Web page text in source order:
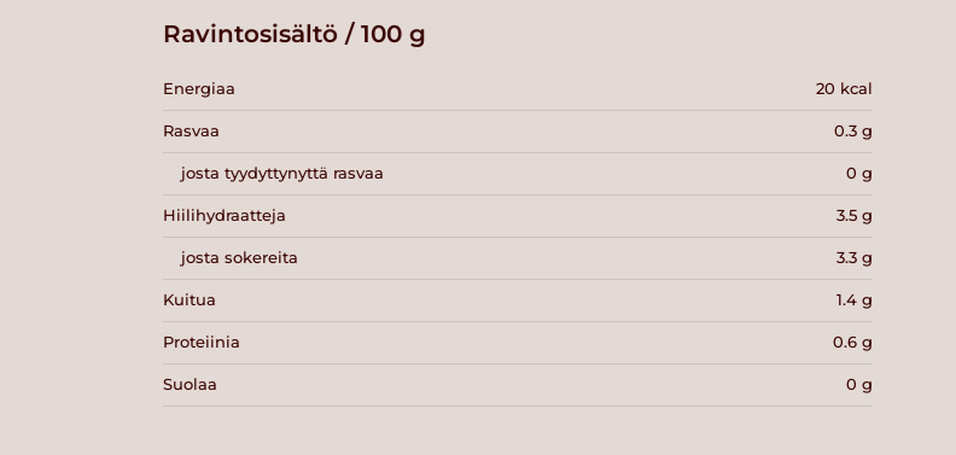
Ravintosisältö / 100 g
Energiaa 20 kcal
Rasvaa 0.3 g
josta tyydyttynyttä rasvaa 0 g
Hiilihydraatteja 3.5 g
josta sokereita 3.3 g
Kuitua 1.4 g
Proteiinia 0.6 g
Suolaa 0 g